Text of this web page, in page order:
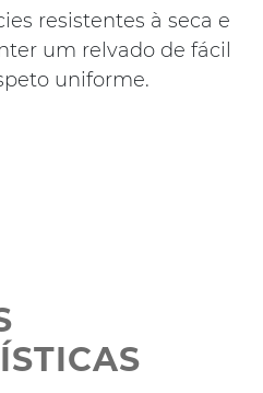
resistentes à seca e
um relvado de fácil
uniforme.